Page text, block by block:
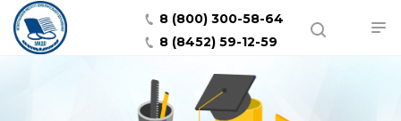
8 (800) 300-58-64
8 (8452) 59-12-59